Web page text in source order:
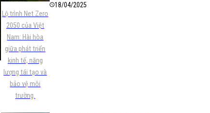
Lộ trình Net Zero
2050 của Việt
Nam: Hài hòa
giữa phát triển
kinh tế, năng
lượng tái tạo và
bảo vệ môi
trường.
18/04/2025